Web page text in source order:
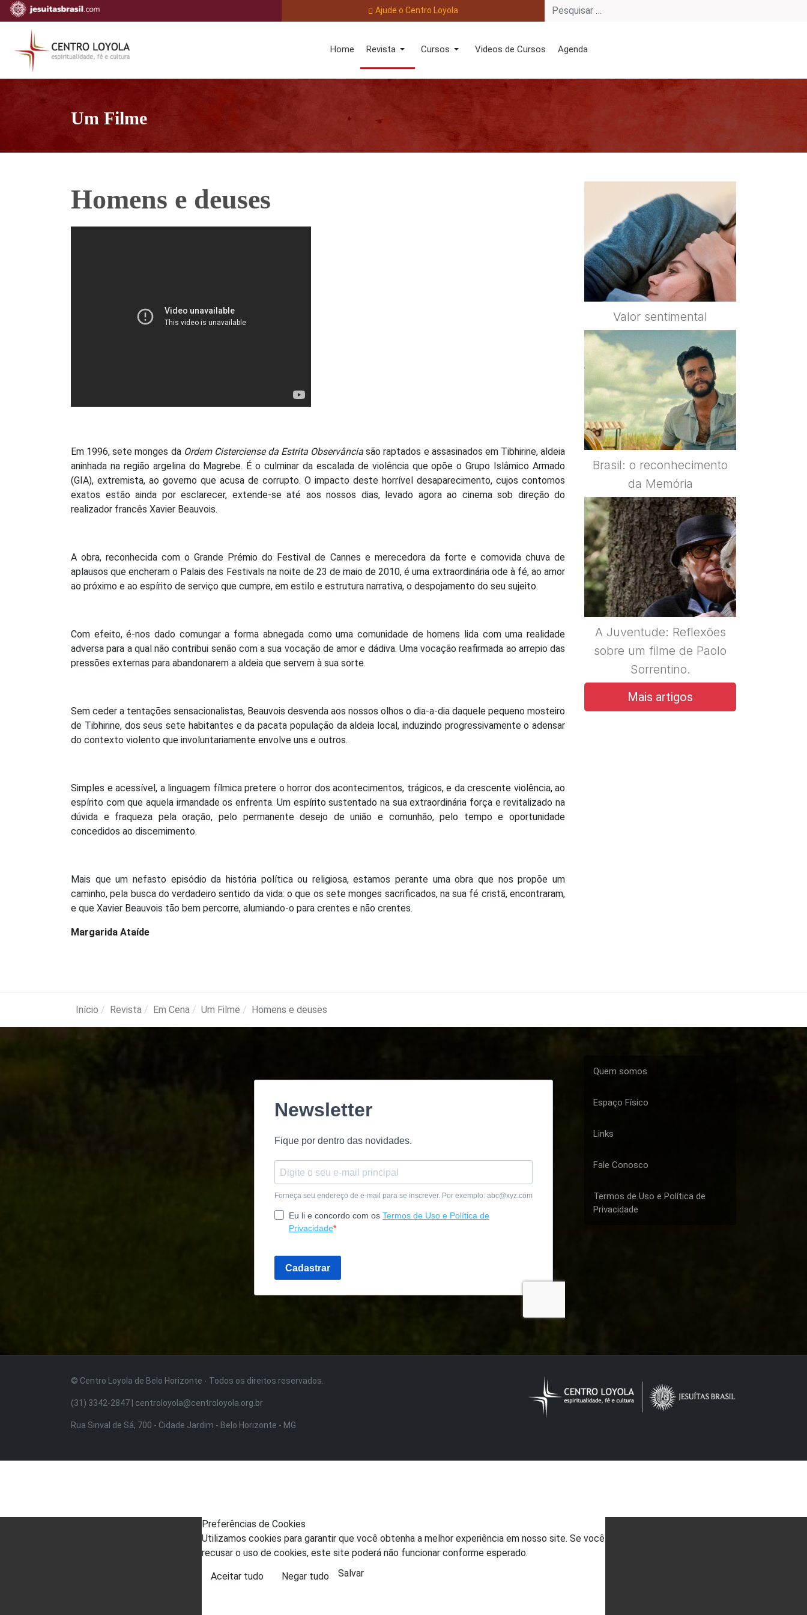
Ajude o Centro Loyola
Home Revista Cursos Videos de Cursos Agenda
Um Filme
Homens e deuses
Em 1996, sete monges da Ordem Cisterciense da Estrita Observância são raptados e assasinados em Tibhirine, aldeia
aninhada na região argelina do Magrebe. É o culminar da escalada de violência que opõe o Grupo Islâmico Armado
(GIA), extremista, ao governo que acusa de corrupto. O impacto deste horrível desaparecimento, cujos contornos
exatos estão ainda por esclarecer, extende-se até aos nossos dias, levado agora ao cinema sob direção do
realizador francês Xavier Beauvois.
A obra, reconhecida com o Grande Prémio do Festival de Cannes e merecedora da forte e comovida chuva de
aplausos que encheram o Palais des Festivals na noite de 23 de maio de 2010, é uma extraordinária ode à fé, ao amor
ao próximo e ao espírito de serviço que cumpre, em estilo e estrutura narrativa, o despojamento do seu sujeito.
Com efeito, é-nos dado comungar a forma abnegada como uma comunidade de homens lida com uma realidade
adversa para a qual não contribui senão com a sua vocação de amor e dádiva. Uma vocação reafirmada ao arrepio das
pressões externas para abandonarem a aldeia que servem à sua sorte.
Sem ceder a tentações sensacionalistas, Beauvois desvenda aos nossos olhos o dia-a-dia daquele pequeno mosteiro
de Tibhirine, dos seus sete habitantes e da pacata população da aldeia local, induzindo progressivamente o adensar
do contexto violento que involuntariamente envolve uns e outros.
Simples e acessível, a linguagem fílmica pretere o horror dos acontecimentos, trágicos, e da crescente violência, ao
espírito com que aquela irmandade os enfrenta. Um espírito sustentado na sua extraordinária força e revitalizado na
dúvida e fraqueza pela oração, pelo permanente desejo de união e comunhão, pelo tempo e oportunidade
concedidos ao discernimento.
Mais que um nefasto episódio da história política ou religiosa, estamos perante uma obra que nos propõe um
caminho, pela busca do verdadeiro sentido da vida: o que os sete monges sacrificados, na sua fé cristã, encontraram,
e que Xavier Beauvois tão bem percorre, alumiando-o para crentes e não crentes.
Margarida Ataíde
Valor sentimental
Brasil: o reconhecimento
da Memória
A Juventude: Reflexões
sobre um filme de Paolo
Sorrentino.
Mais artigos
Início Revista Em Cena Um Filme Homens e deuses
Quem somos
Espaço Físico
Links
Fale Conosco
Termos de Uso e Política de
Privacidade
© Centro Loyola de Belo Horizonte · Todos os direitos reservados.
(31) 3342-2847 | centroloyola@centroloyola.org.br
Rua Sinval de Sá, 700 - Cidade Jardim - Belo Horizonte - MG
Preferências de Cookies
Utilizamos cookies para garantir que você obtenha a melhor experiência em nosso site. Se você
recusar o uso de cookies, este site poderá não funcionar conforme esperado.
Aceitar tudo Negar tudo Salvar